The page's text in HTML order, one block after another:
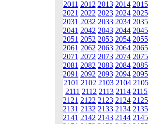
2011 2012 2013 2014 2015
2021 2022 2023 2024 2025
2031 2032 2033 2034 2035
2041 2042 2043 2044 2045
2051 2052 2053 2054 2055
2061 2062 2063 2064 2065
2071 2072 2073 2074 2075
2081 2082 2083 2084 2085
2091 2092 2093 2094 2095
2101 2102 2103 2104 2105
2111 2112 2113 2114 2115
2121 2122 2123 2124 2125
2131 2132 2133 2134 2135
2141 2142 2143 2144 2145